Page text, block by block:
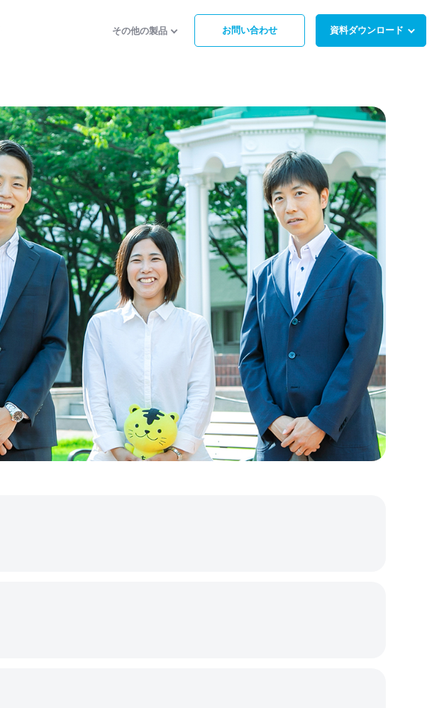
その他の製品 お問い合わせ 資料ダウンロード